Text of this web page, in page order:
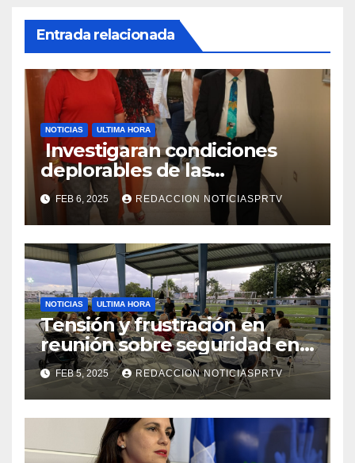
Entrada relacionada
NOTICIAS ULTIMA HORA
Investigaran condiciones
deplorables de las
facilidades el Departamento
de la Salud en Mayagüez
FEB 6, 2025 REDACCION NOTICIASPRTV
NOTICIAS ULTIMA HORA
Tensión y frustración en
reunión sobre seguridad en
Reparto Metropolitano
FEB 5, 2025 REDACCION NOTICIASPRTV